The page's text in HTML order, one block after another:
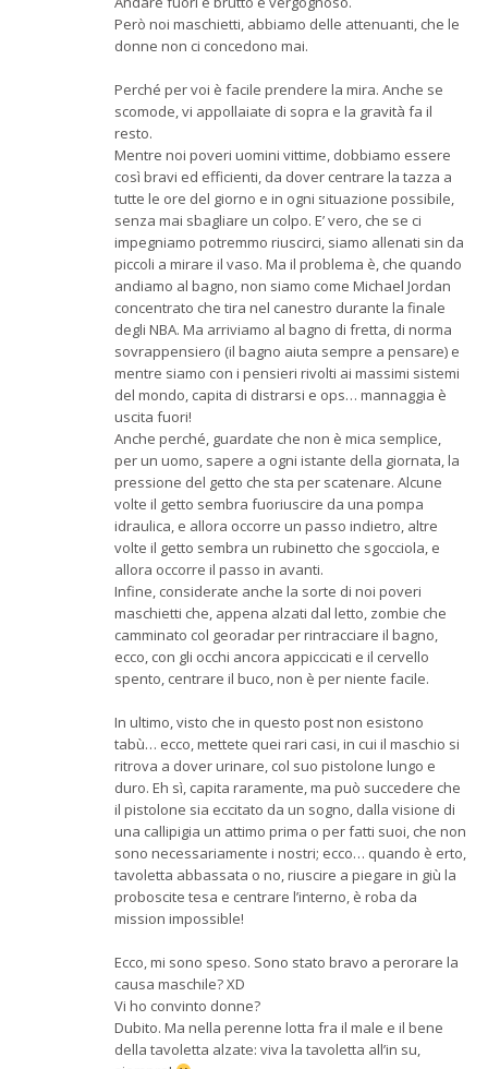
Però noi maschietti, abbiamo delle attenuanti, che le
donne non ci concedono mai.
Perché per voi è facile prendere la mira. Anche se
scomode, vi appollaiate di sopra e la gravità fa il
resto.
Mentre noi poveri uomini vittime, dobbiamo essere
così bravi ed efficienti, da dover centrare la tazza a
tutte le ore del giorno e in ogni situazione possibile,
senza mai sbagliare un colpo. E’ vero, che se ci
impegniamo potremmo riuscirci, siamo allenati sin da
piccoli a mirare il vaso. Ma il problema è, che quando
andiamo al bagno, non siamo come Michael Jordan
concentrato che tira nel canestro durante la finale
degli NBA. Ma arriviamo al bagno di fretta, di norma
sovrappensiero (il bagno aiuta sempre a pensare) e
mentre siamo con i pensieri rivolti ai massimi sistemi
del mondo, capita di distrarsi e ops… mannaggia è
uscita fuori!
Anche perché, guardate che non è mica semplice,
per un uomo, sapere a ogni istante della giornata, la
pressione del getto che sta per scatenare. Alcune
volte il getto sembra fuoriuscire da una pompa
idraulica, e allora occorre un passo indietro, altre
volte il getto sembra un rubinetto che sgocciola, e
allora occorre il passo in avanti.
Infine, considerate anche la sorte di noi poveri
maschietti che, appena alzati dal letto, zombie che
camminato col georadar per rintracciare il bagno,
ecco, con gli occhi ancora appiccicati e il cervello
spento, centrare il buco, non è per niente facile.
In ultimo, visto che in questo post non esistono
tabù… ecco, mettete quei rari casi, in cui il maschio si
ritrova a dover urinare, col suo pistolone lungo e
duro. Eh sì, capita raramente, ma può succedere che
il pistolone sia eccitato da un sogno, dalla visione di
una callipigia un attimo prima o per fatti suoi, che non
sono necessariamente i nostri; ecco… quando è erto,
tavoletta abbassata o no, riuscire a piegare in giù la
proboscite tesa e centrare l’interno, è roba da
mission impossible!
Ecco, mi sono speso. Sono stato bravo a perorare la
causa maschile? XD
Vi ho convinto donne?
Dubito. Ma nella perenne lotta fra il male e il bene
della tavoletta alzate: viva la tavoletta all’in su,